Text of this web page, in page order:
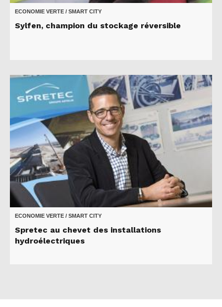
ECONOMIE VERTE / SMART CITY
Sylfen, champion du stockage réversible
ECONOMIE VERTE / SMART CITY
Spretec au chevet des installations
hydroélectriques